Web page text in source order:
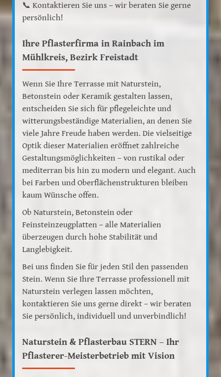
📞 Kontaktieren Sie uns – wir beraten Sie gerne
persönlich!
Ihre Pflasterfirma in Rainbach im
Mühlkreis, Bezirk Freistadt
Wenn Sie Ihre Terrasse mit Naturstein,
Betonstein oder Keramik gestalten lassen,
entscheiden Sie sich für pflegeleichte und
witterungsbeständige Materialien, an denen Sie
viele Jahre Freude haben werden. Die vielseitige
Optik dieser Materialien eröffnet zahlreiche
Gestaltungsmöglichkeiten – von rustikal oder
mediterran bis hin zu modern und elegant. Auch
bei Farben und Oberflächenstrukturen bleiben
kaum Wünsche offen.
Ob Naturstein, Betonstein oder
Feinsteinzeugplatten – alle Materialien
überzeugen durch hohe Stabilität und
Langlebigkeit.
Bei uns finden Sie für jeden Stil den passenden
Stein. Wenn Sie Ihre Terrasse professionell mit
Naturstein verlegen lassen möchten,
kontaktieren Sie uns gerne direkt – wir beraten
Sie persönlich, individuell und unverbindlich!
Naturstein & Pflasterbau STERN – Ihr
Pflasterer-Meisterbetrieb mit Vision